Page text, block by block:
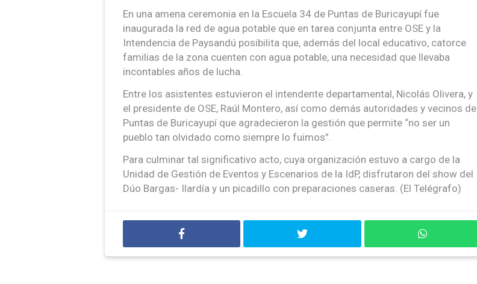
En una amena ceremonia en la Escuela 34 de Puntas de Buricayupí fue
inaugurada la red de agua potable que en tarea conjunta entre OSE y la
Intendencia de Paysandú posibilita que, además del local educativo, catorce
familias de la zona cuenten con agua potable, una necesidad que llevaba
incontables años de lucha.
Entre los asistentes estuvieron el intendente departamental, Nicolás Olivera, y
el presidente de OSE, Raúl Montero, así como demás autoridades y vecinos de
Puntas de Buricayupí que agradecieron la gestión que permite “no ser un
pueblo tan olvidado como siempre lo fuimos”.
Para culminar tal significativo acto, cuya organización estuvo a cargo de la
Unidad de Gestión de Eventos y Escenarios de la IdP, disfrutaron del show del
Dúo Bargas- Ilardía y un picadillo con preparaciones caseras. (El Telégrafo)